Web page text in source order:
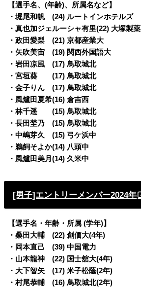
【選手名、(年齢)、所属名など】
・堀尾和帆 (24) ルートインホテルズ
・真也加ジェルーシャ有里(22) 大塚製薬
・政田愛梨 (21) 京都産業大
・矢吹美宙 (19) 関西外国語大
・岩田凉風 (17) 鳥取城北
・宮垣葵 (17) 鳥取城北
・金子りん (17) 鳥取城北
・風爐田夏希(16) 倉吉西
・林千遥 (15) 鳥取城北
・長田埜乃 (15) 鳥取城北
・中嶋芽久 (15) 弓ケ浜中
・鵜飼そよか(14) 八頭中
・風爐田美月(14) 久米中
[男子]エントリーメンバー2024年
【選手名・年齢・所属 (学年)】
・桑田大輔 (22) 創価大(4年)
・岡本直己 (39) 中国電力
・山本龍神 (22) 国士舘大(4年)
・大下智矢 (17) 米子松蔭(2年)
・村尾恭輔 (16) 鳥取城北(2年)